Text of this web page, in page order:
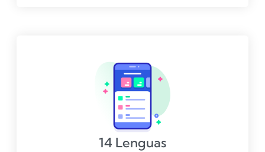
14 Lenguas